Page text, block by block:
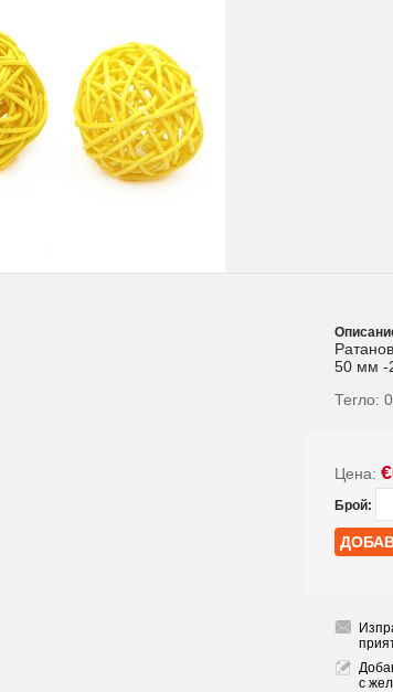
50 мм -
Тегло:
Цена:
Брой:
с